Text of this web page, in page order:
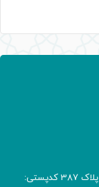
آدرس: پسـتی تهران، خیابان طالقانی، میدان فلسطین، پلاک 387 کدپستی: